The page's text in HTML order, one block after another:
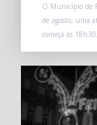
O Município de
de agosto, uma
começa às